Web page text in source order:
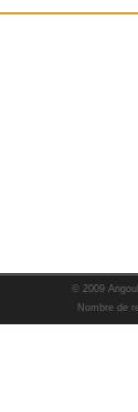
© 2009
Nombre de